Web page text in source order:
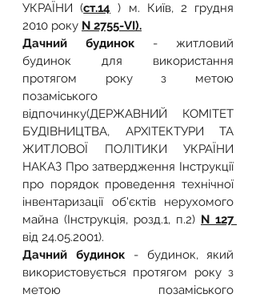
УКРАЇНИ (ст.14 ) м. Київ, 2 грудня
2010 року N 2755-VІ).
Дачний будинок - житловий
будинок для використання
протягом року з метою
позаміського
відпочинку(ДЕРЖАВНИЙ КОМІТЕТ
БУДІВНИЦТВА, АРХІТЕКТУРИ ТА
ЖИТЛОВОЇ ПОЛІТИКИ УКРАЇНИ
НАКАЗ Про затвердження Інструкції
про порядок проведення технічної
інвентаризації об'єктів нерухомого
майна (Інструкція, розд.1, п.2)
N 127
від 24.05.2001).
Дачний будинок - будинок, який
використовується протягом року з
метою позаміського